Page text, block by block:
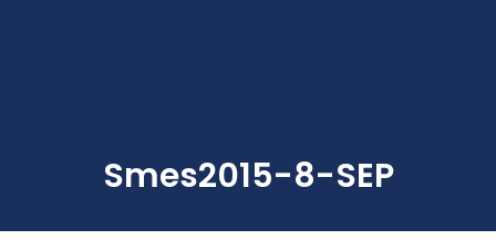
Smes2015-8-SEP